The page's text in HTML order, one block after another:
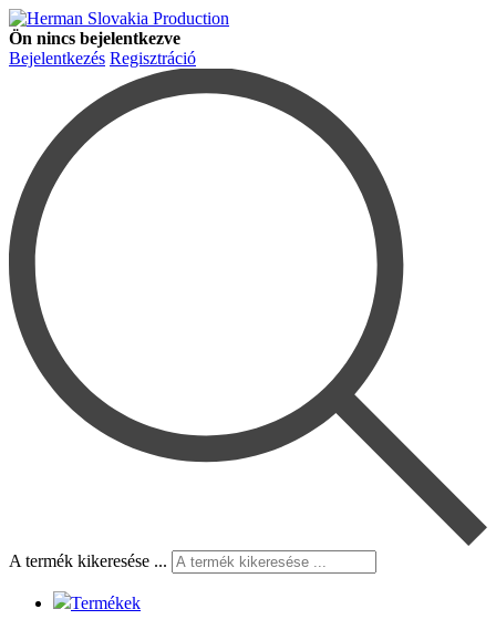
Ön nincs bejelentkezve
Bejelentkezés Regisztráció
A termék kikeresése ...
Termékek